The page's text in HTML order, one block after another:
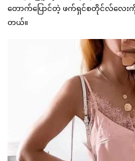
တောက်ပြောင်တဲ့ ဖက်ရှင်စတိုင်လ်လေးကို
တယ်။